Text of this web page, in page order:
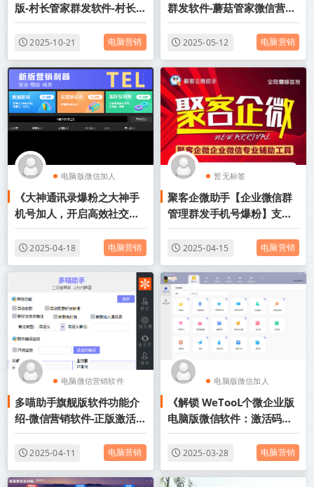
版-村长管家群发软件-村长管
家9.0-村长管家激活码授权
2025-10-21 电脑营销
群发软件-蘑菇管家微信营销
软件
2025-05-12 电脑营销
电脑版微信加人
电脑版通讯录协议
《大神通讯录爆粉之大神手
机号加人，开启高效社交时
代》
2025-04-18 电脑营销
暂无标签
聚客企微助手【企业微信群
管理群发手机号爆粉】支持
群聊和好友关键词自动回复
文字、图片、网页和文件
2025-04-15 电脑营销
电脑微信营销软件
电脑版微信加人
多喵助手旗舰版软件功能介
绍-微信营销软件-正版激活码
授权
2025-04-11 电脑营销
电脑版微信加人
电脑微信营销软件
《解锁 WeTooL个微企业版
电脑版微信软件：激活码及
使用教程深度剖析》
2025-03-28 电脑营销